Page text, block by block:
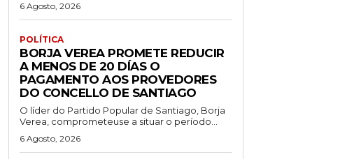
6 Agosto, 2026
POLÍTICA
BORJA VEREA PROMETE REDUCIR
A MENOS DE 20 DÍAS O
PAGAMENTO AOS PROVEDORES
DO CONCELLO DE SANTIAGO
O líder do Partido Popular de Santiago, Borja
Verea, comprometeuse a situar o período...
6 Agosto, 2026